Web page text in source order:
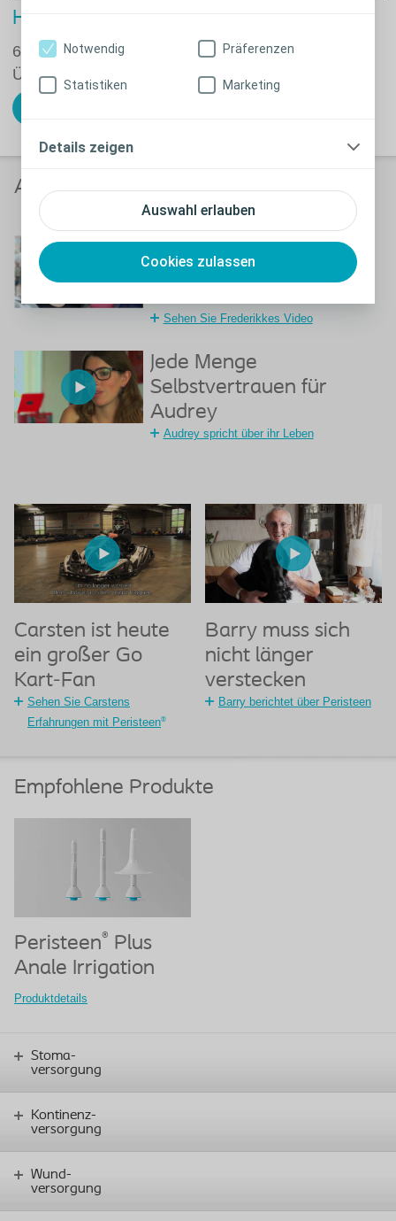
Auswahl erlauben
Cookies zulassen
Notwendig Präferenzen
Statistiken Marketing
Details zeigen
Haben Sie Probleme mit Ihrem Darm?
6 Fragen in 2 Minuten können helfen, sich einen
Überblick zu verschaffen.
Anwender berichten
Frederikke kann endlich
bei ihren Freundinnen
Sehen Sie Frederikkes Video
Jede Menge
Selbstvertrauen für
Audrey
Audrey spricht über ihr Leben
Carsten ist heute
ein großer Go
Kart-Fan
Sehen Sie Carstens
Erfahrungen mit Peristeen®
Barry muss sich
nicht länger
verstecken
Barry berichtet über Peristeen
Empfohlene Produkte
Peristeen® Plus
Anale Irrigation
Produktdetails
Stoma-
versorgung
Kontinenz-
versorgung
Wund-
versorgung